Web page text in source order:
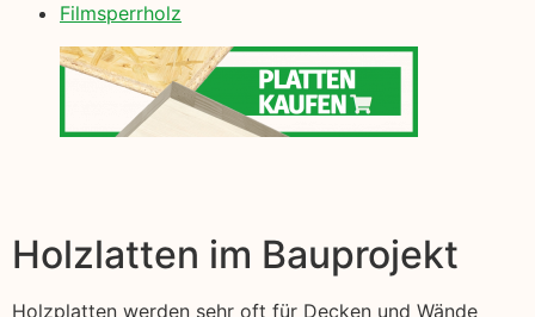
Filmsperrholz
Holzlatten im Bauprojekt
Holzplatten werden sehr oft für Decken und Wände